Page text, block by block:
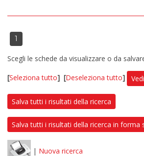
1
Scegli le schede da visualizzare o da
[Seleziona tutto] [Deseleziona tutto] Vedi
Salva tutti i risultati della ricerca
Salva tutti i risultati della ricerca in forma
| Nuova ricerca